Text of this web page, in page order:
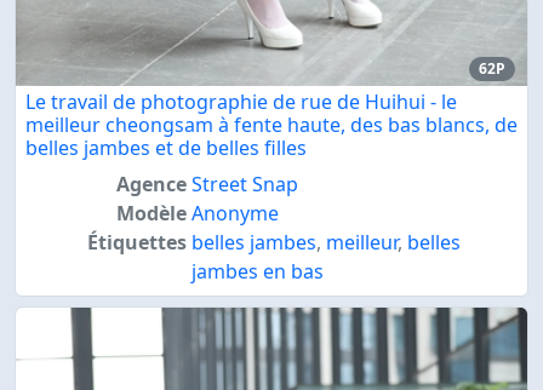
62P
Le travail de photographie de rue de Huihui - le
meilleur cheongsam à fente haute, des bas blancs, de
belles jambes et de belles filles
AgenceStreet Snap
ModèleAnonyme
Étiquettes belles jambes, meilleur, belles
jambes en bas